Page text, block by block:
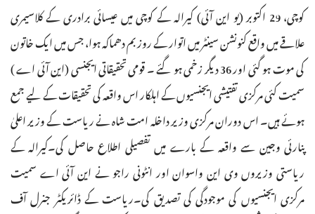
کوچی، 29 اکتوبر (یو این آئی) کیرالہ کے کوچی میں عیسائی برادری کے کلاسیمری
علاقے میں واقع کنونشن سینٹر میں اتوار کے روز بم دھماکہ ہوا، جس میں ایک خاتون
کی موت ہو گئی اور 36 دیگر زخمی ہو گئے ۔ قومی تحقیقاتی ایجنسی (این آئی اے )
سمیت کئی مرکزی تفتیشی ایجنسیوں کے اہلکار اس واقعہ کی تحقیقات کے لیے جمع
ہوئے ہیں۔ اس دوران مرکزی وزیر داخلہ امت شاہ نے ریاست کے وزیر اعلیٰ
پنارئی وجین سے واقعہ کے بارے میں تفصیلی اطلاع حاصل کی۔کیرالہ کے
ریاستی وزیروں وی این واسوان اور انٹونی راجو نے این آئی اے سمیت
مرکزی ایجنسیوں کی موجودگی کی تصدیق کی۔ریاست کے ڈائریکٹر جنرل آف